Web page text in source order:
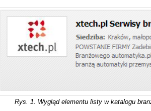
Rys. 1. Wygląd elementu listy w katalogu